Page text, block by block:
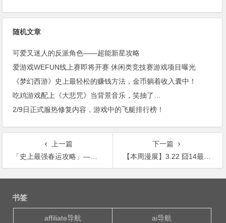
随机文章
可爱又迷人的反派角色——超能新星攻略
爱游戏WEFUN线上赛即将开赛 休闲类竞技赛游戏项目曝光
《梦幻西游》史上最轻松的赚钱方法，金币躺着收入囊中！
吃鸡游戏配上《大悲咒》当背景音乐，笑抽了…
2/9日正式服热修复内容，游戏中的飞艇排行榜！
上一篇
「史上最强春运攻略」——如何避免“人在囧途”
下一篇
【本周漫展】3.22 囧14最全攻略！
文
书签
affiliate导航 ai导航